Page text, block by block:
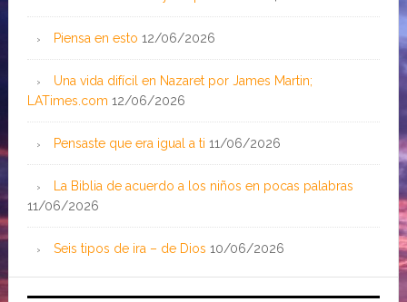
Piensa en esto 12/06/2026
Una vida difícil en Nazaret por James Martin;
LATimes.com 12/06/2026
Pensaste que era igual a ti 11/06/2026
La Biblia de acuerdo a los niños en pocas palabras
11/06/2026
Seis tipos de ira – de Dios 10/06/2026